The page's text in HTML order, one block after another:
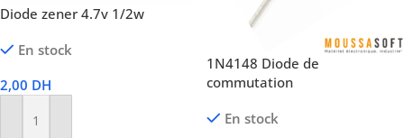
Diode zener 4.7v 1/2w
En stock
2,00 DH
Ajouter Au Panier
1N4148 Diode de
commutation
En stock